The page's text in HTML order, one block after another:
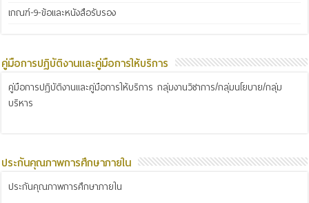
เกณฑ์-9-ข้อและหนังสือรับรอง
คู่มือการปฏิบัติงานและคู่มือการให้บริการ
คู่มือการปฏิบัติงานและคู่มือการให้บริการ กลุ่มงานวิชาการ/กลุ่มนโยบาย/กลุ่ม
บริหาร
ประกันคุณภาพการศึกษาภายใน
ประกันคุณภาพการศึกษาภายใน